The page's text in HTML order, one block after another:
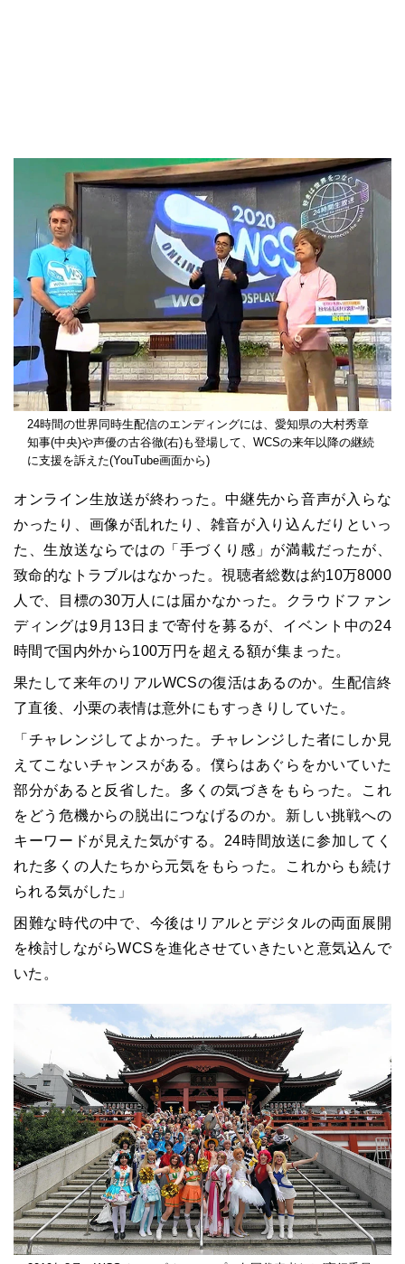
24時間の世界同時生配信のエンディングには、愛知県の大村秀章
知事(中央)や声優の古谷徹(右)も登場して、WCSの来年以降の継続
に支援を訴えた(YouTube画面から)
オンライン生放送が終わった。中継先から音声が入らな
かったり、画像が乱れたり、雑音が入り込んだりといっ
た、生放送ならではの「手づくり感」が満載だったが、
致命的なトラブルはなかった。視聴者総数は約10万8000
人で、目標の30万人には届かなかった。クラウドファン
ディングは9月13日まで寄付を募るが、イベント中の24
時間で国内外から100万円を超える額が集まった。
果たして来年のリアルWCSの復活はあるのか。生配信終
了直後、小栗の表情は意外にもすっきりしていた。
「チャレンジしてよかった。チャレンジした者にしか見
えてこないチャンスがある。僕らはあぐらをかいていた
部分があると反省した。多くの気づきをもらった。これ
をどう危機からの脱出につなげるのか。新しい挑戦への
キーワードが見えた気がする。24時間放送に参加してく
れた多くの人たちから元気をもらった。これからも続け
られる気がした」
困難な時代の中で、今後はリアルとデジタルの両面展開
を検討しながらWCSを進化させていきたいと意気込んで
いた。